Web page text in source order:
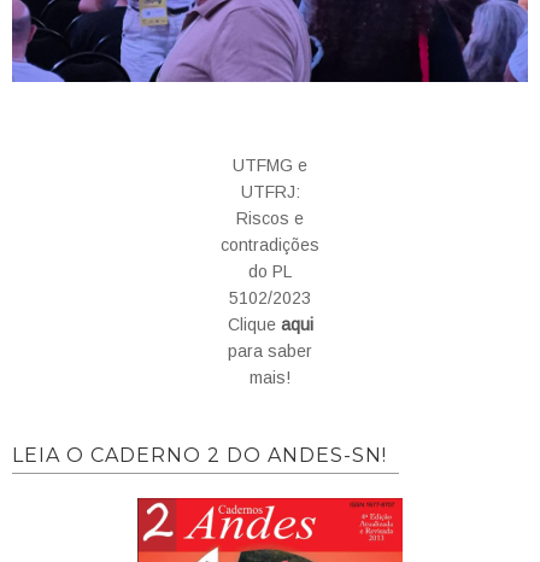
UTFMG e
UTFRJ:
Riscos e
contradições
do PL
5102/2023
Clique aqui
para saber
mais!
LEIA O CADERNO 2 DO ANDES-SN!